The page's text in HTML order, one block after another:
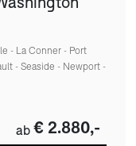
- La Conner - Port
- Seaside - Newport -
ab € 2.880,-